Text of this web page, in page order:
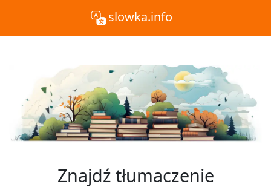
slowka.info
Znajdź tłumaczenie